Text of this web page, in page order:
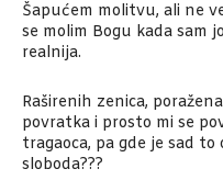
Šapućem molitvu, ali ne
se molim Bogu kada sam
realnija.
Raširenih zenica,
povratka i prosto mi se
tragaoca, pa gde je sad to
sloboda???